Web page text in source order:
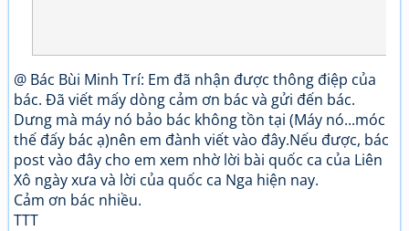
@ Bác Bùi Minh Trí: Em đã nhận được thông điệp của
bác. Đã viết mấy dòng cảm ơn bác và gửi đến bác.
Dưng mà máy nó bảo bác không tồn tại (Máy nó...móc
thế đấy bác ạ)nên em đành viết vào đây.Nếu được, bác
post vào đây cho em xem nhờ lời bài quốc ca của Liên
Xô ngày xưa và lời của quốc ca Nga hiện nay.
Cảm ơn bác nhiều.
TTT